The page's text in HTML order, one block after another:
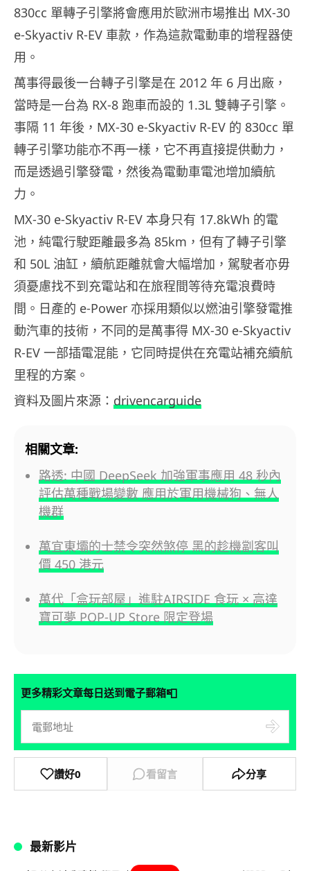
830cc 單轉子引擎將會應用於歐洲市場推出 MX-30
e-Skyactiv R-EV 車款，作為這款電動車的增程器使
用。
萬事得最後一台轉子引擎是在 2012 年 6 月出廠，
當時是一台為 RX-8 跑車而設的 1.3L 雙轉子引擎。
事隔 11 年後，MX-30 e-Skyactiv R-EV 的 830cc 單
轉子引擎功能亦不再一樣，它不再直接提供動力，
而是透過引擎發電，然後為電動車電池增加續航
力。
MX-30 e-Skyactiv R-EV 本身只有 17.8kWh 的電
池，純電行駛距離最多為 85km，但有了轉子引擎
和 50L 油缸，續航距離就會大幅增加，駕駛者亦毋
須憂慮找不到充電站和在旅程間等待充電浪費時
間。日產的 e-Power 亦採用類似以燃油引擎發電推
動汽車的技術，不同的是萬事得 MX-30 e-Skyactiv
R-EV 一部插電混能，它同時提供在充電站補充續航
里程的方案。
資料及圖片來源： drivencarguide
相關文章:
路透: 中國 DeepSeek 加強軍事應用 48 秒內
評估萬種戰場變數 應用於軍用機械狗、無人
機群
萬宜東壩的士禁令突然煞停 黑的趁機劏客叫
價 450 港元
萬代「盒玩部屋」進駐AIRSIDE 食玩 × 高達
寶可夢 POP-UP Store 限定登場
更多精彩文章每日送到電子郵箱📮
讚好0 看留言 分享
最新影片